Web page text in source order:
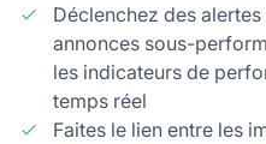
Déclenchez des
annonces sous-
les indicateurs de
temps réel
Faites le lien entre les